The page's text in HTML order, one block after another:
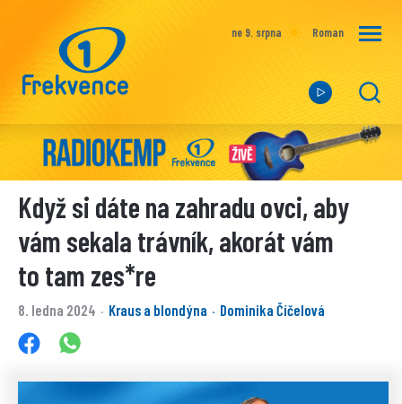
ne 9. srpna Roman
Když si dáte na zahradu ovci, aby
vám sekala trávník, akorát vám
to tam zes*re
8. ledna 2024 · Kraus a blondýna · Dominika Číčelová